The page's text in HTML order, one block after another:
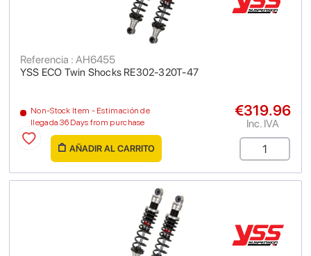
YSS ECO Twin Shocks RE302-320T-47
Referencia : AH6455
Non-Stock Item - Estimación de
llegada 36 Days from purchase
€319.96
Inc. IVA
AÑADIR AL CARRITO